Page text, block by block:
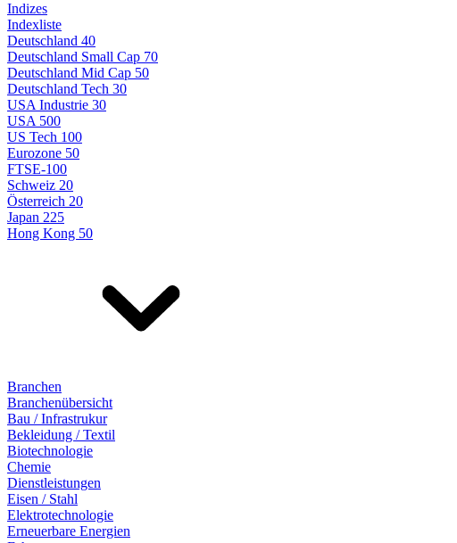
Indizes
Indexliste
Deutschland 40
Deutschland Small Cap 70
Deutschland Mid Cap 50
Deutschland Tech 30
USA Industrie 30
USA 500
US Tech 100
Eurozone 50
FTSE-100
Schweiz 20
Österreich 20
Japan 225
Hong Kong 50
Branchen
Branchenübersicht
Bau / Infrastrukur
Bekleidung / Textil
Biotechnologie
Chemie
Dienstleistungen
Eisen / Stahl
Elektrotechnologie
Erneuerbare Energien